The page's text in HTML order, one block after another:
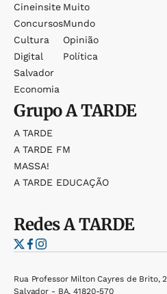
Cineinsite
Concursos
Cultura
Digital
Salvador
Economia
Muito
Mundo
Opinião
Política
GrupoA TARDE
A TARDE
A TARDE FM
MASSA!
A TARDE EDUCAÇÃO
RedesA TARDE
Rua Professor Milton Cayres de Brito,
Salvador - BA, 41820-570